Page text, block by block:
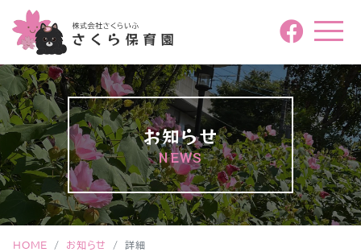
お知らせ
NEWS
HOME お知らせ 詳細